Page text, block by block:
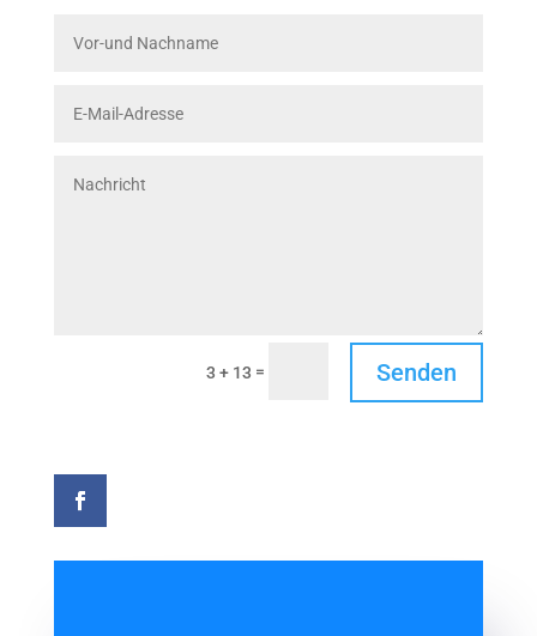
3 + 13 = Senden